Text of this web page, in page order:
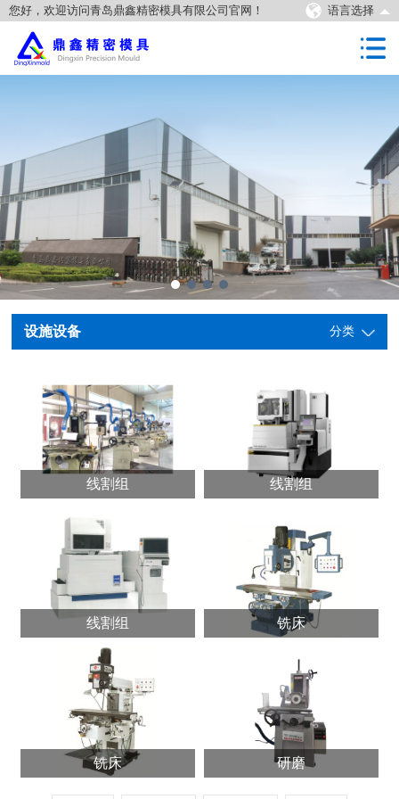
您好，欢迎访问青岛鼎鑫精密模具有限公司官网！ 语言选择
设施设备 分类
线割组 线割组
线割组 铣床
铣床 研磨